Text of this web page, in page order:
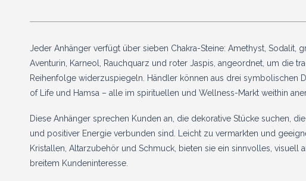
Jeder Anhänger verfügt über sieben Chakra-Steine: Amethyst, Sodalit,
Aventurin, Karneol, Rauchquarz und roter Jaspis, angeordnet, um die
Reihenfolge widerzuspiegeln. Händler können aus drei symbolischen
of Life und Hamsa – alle im spirituellen und Wellness-Markt weithin
Diese Anhänger sprechen Kunden an, die dekorative Stücke suchen,
und positiver Energie verbunden sind. Leicht zu vermarkten und
Kristallen, Altarzubehör und Schmuck, bieten sie ein sinnvolles, visuell
breitem Kundeninteresse.